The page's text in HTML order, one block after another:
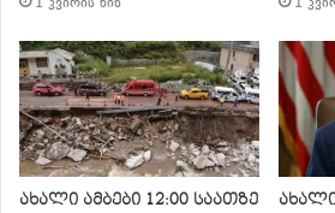
1 კვირის წინ 1
ახალი ამბები 12:00 საათზე